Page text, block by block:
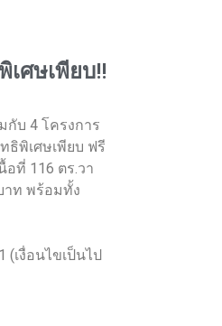
เศษเพียบ!!
บ 4 โครงการ
ธิพิเศษเพียบ ฟรี
ที่ 116 ตร.วา
าท พร้อมทั้ง
เงื่อนไขเป็นไป